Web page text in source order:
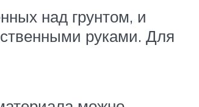
над грунтом, и
руками. Для